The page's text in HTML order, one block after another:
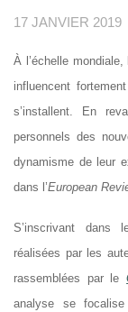
17 JANVIER 2019
À l’échelle
influencent
s’installent. En
personnels des
dynamisme de leur
dans l’European
S’inscrivant dans
réalisées par les
rassemblées par le
analyse se